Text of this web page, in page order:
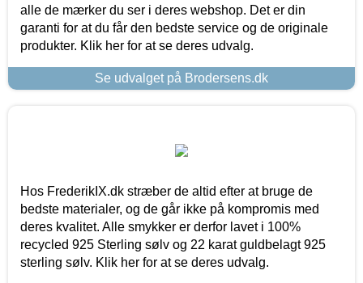
alle de mærker du ser i deres webshop. Det er din
garanti for at du får den bedste service og de originale
produkter. Klik her for at se deres udvalg.
Se udvalget på Brodersens.dk
Hos FrederikIX.dk stræber de altid efter at bruge de
bedste materialer, og de går ikke på kompromis med
deres kvalitet. Alle smykker er derfor lavet i 100%
recycled 925 Sterling sølv og 22 karat guldbelagt 925
sterling sølv. Klik her for at se deres udvalg.